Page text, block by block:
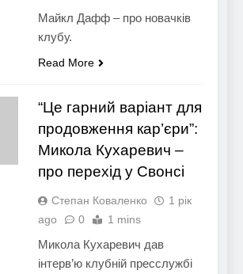
Майкл Дафф – про новачків
клубу.
Read More
“Це гарний варіант для
продовження кар’єри”:
Микола Кухаревич –
про перехід у Свонсі
Степан Коваленко
1 рік
ago
0 1 mins
Микола Кухаревич дав
інтерв’ю клубній пресслужбі